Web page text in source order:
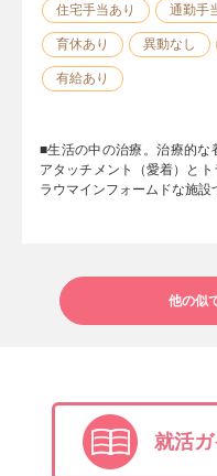
住宅手当あり 通勤手
育休あり 異動なし
有給あり
■生活の中の治療。治療的な
アタッチメント（愛着）と
ラウマインフォームドな施
他の似
就活